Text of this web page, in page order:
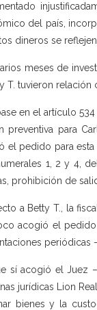
del país,
dineros se
meses de
T. tuvieron
en el artículo
preventiva para
el pedido para
1, 2 y 4,
prohibición de
a Betty T., la
acogió el
periódicas
sí acogió el Juez
jurídicas Lion
bienes y la